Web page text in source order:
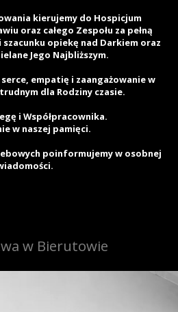
kierujemy do Hospicjum
oraz całego Zespołu za pełną
opiekę nad Darkiem oraz
Jego Najbliższym.
empatię i zaangażowanie w
dla Rodziny czasie.
i Współpracownika.
w naszej pamięci.
poinformujemy w osobnej
w Bierutowie